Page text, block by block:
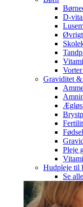
D-
Graviditet
Pleje
Hudpleje til
Se alle